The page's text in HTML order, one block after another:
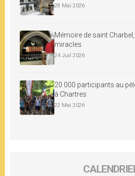
28 Mai 2026
Mémoire de saint
miracles
24 Juil 2026
20 000 participants au
à Chartres
22 Mai 2026